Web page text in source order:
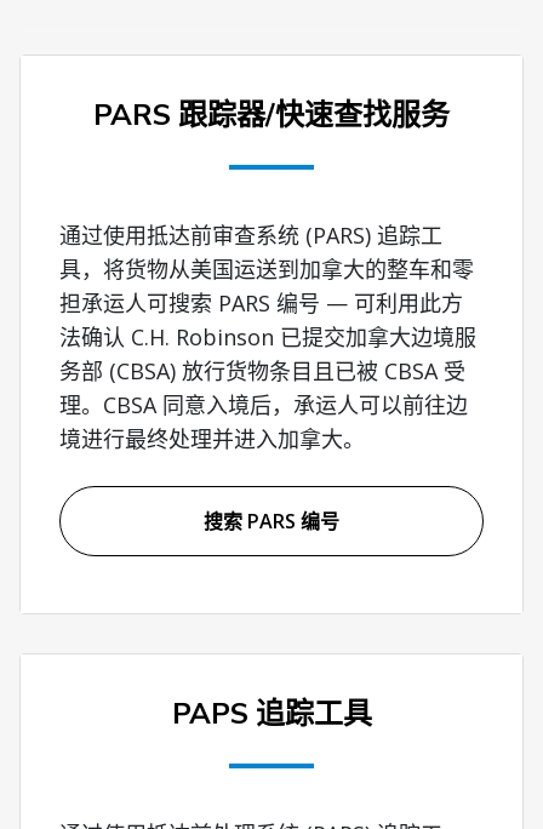
PARS 跟踪器/快速查找服务
通过使用抵达前审查系统 (PARS) 追踪工
具，将货物从美国运送到加拿大的整车和零
担承运人可搜索 PARS 编号 — 可利用此方
法确认 C.H. Robinson 已提交加拿大边境服
务部 (CBSA) 放行货物条目且已被 CBSA 受
理。CBSA 同意入境后，承运人可以前往边
境进行最终处理并进入加拿大。
搜索 PARS 编号
PAPS 追踪工具